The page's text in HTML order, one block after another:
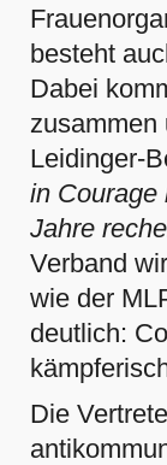
besteht
Dabei
zusammen
Leidinger-
in Courage
Jahre
Verband
wie der
deutlich:
Die